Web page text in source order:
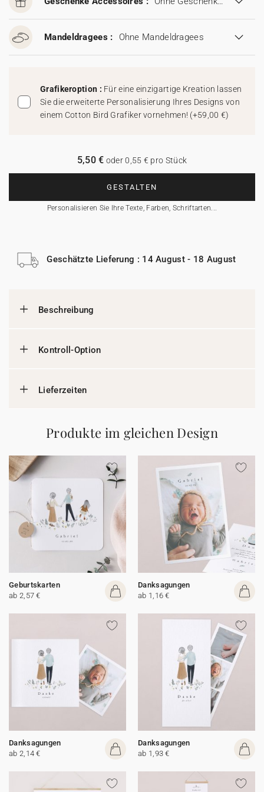
Mandeldragees : Ohne Mandeldragees
Grafikeroption : Für eine einzigartige Kreation lassen
Sie die erweiterte Personalisierung Ihres Designs von
einem Cotton Bird Grafiker vornehmen! (+59,00 €)
GESTALTEN
Personalisieren Sie Ihre Texte, Farben, Schriftarten...
5,50 € oder 0,55 € pro Stück
Geschätzte Lieferung : 14 August - 18 August
Beschreibung
Kontroll-Option
Lieferzeiten
Produkte im gleichen Design
Geburtskarten
ab 2,57 €
Danksagungen
ab 1,16 €
Danksagungen
ab 2,14 €
Danksagungen
ab 1,93 €